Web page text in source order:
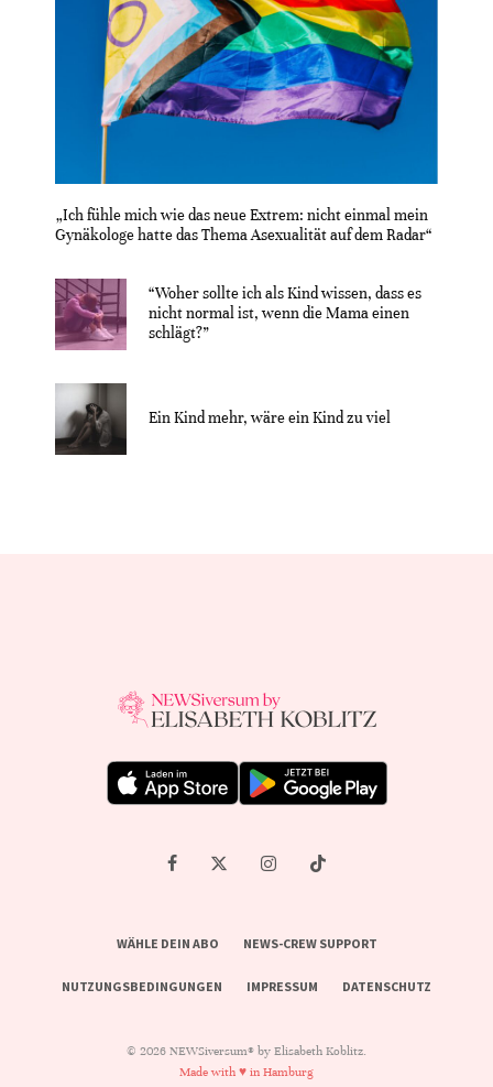
„Ich fühle mich wie das neue Extrem: nicht einmal mein
Gynäkologe hatte das Thema Asexualität auf dem Radar“
“Woher sollte ich als Kind wissen, dass es
nicht normal ist, wenn die Mama einen
schlägt?”
Ein Kind mehr, wäre ein Kind zu viel
WÄHLE DEIN ABO NEWS-CREW SUPPORT
NUTZUNGSBEDINGUNGEN IMPRESSUM DATENSCHUTZ
© 2026 NEWSiversum® by Elisabeth Koblitz.
Made with ♥ in Hamburg